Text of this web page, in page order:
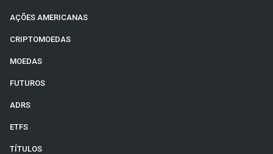
AÇÕES AMERICANAS
CRIPTOMOEDAS
MOEDAS
FUTUROS
ADRS
ETFS
TÍTULOS